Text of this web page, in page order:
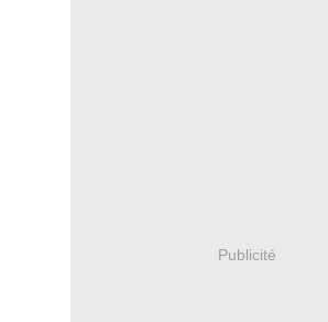
Publicité